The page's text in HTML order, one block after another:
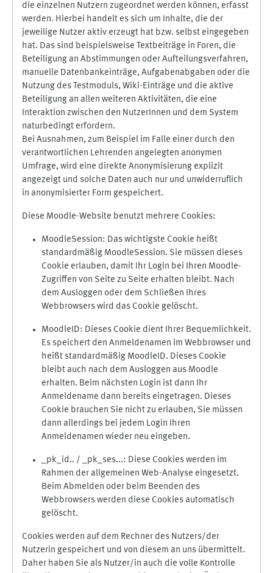
die einzelnen Nutzern zugeordnet werden können, erfasst
werden. Hierbei handelt es sich um Inhalte, die der
jeweilige Nutzer aktiv erzeugt hat bzw. selbst eingegeben
hat. Das sind beispielsweise Textbeiträge in Foren, die
Beteiligung an Abstimmungen oder Aufteilungsverfahren,
manuelle Datenbankeinträge, Aufgabenabgaben oder die
Nutzung des Testmoduls, Wiki-Einträge und die aktive
Beteiligung an allen weiteren Aktivitäten, die eine
Interaktion zwischen den NutzerInnen und dem System
naturbedingt erfordern.
Bei Ausnahmen, zum Beispiel im Falle einer durch den
verantwortlichen Lehrenden angelegten anonymen
Umfrage, wird eine direkte Anonymisierung explizit
angezeigt und solche Daten auch nur und unwiderruflich
in anonymisierter Form gespeichert.
Diese Moodle-Website benutzt mehrere Cookies:
MoodleSession: Das wichtigste Cookie heißt
standardmäßig MoodleSession. Sie müssen dieses
Cookie erlauben, damit Ihr Login bei Ihren Moodle-
Zugriffen von Seite zu Seite erhalten bleibt. Nach
dem Ausloggen oder dem Schließen Ihres
Webbrowsers wird das Cookie gelöscht.
MoodleID: Dieses Cookie dient Ihrer Bequemlichkeit.
Es speichert den Anmeldenamen im Webbrowser und
heißt standardmäßig MoodleID. Dieses Cookie
bleibt auch nach dem Ausloggen aus Moodle
erhalten. Beim nächsten Login ist dann Ihr
Anmeldename dann bereits eingetragen. Dieses
Cookie brauchen Sie nicht zu erlauben, Sie müssen
dann allerdings bei jedem Login Ihren
Anmeldenamen wieder neu eingeben.
_pk_id.. / _pk_ses...: Diese Cookies werden im
Rahmen der allgemeinen Web-Analyse eingesetzt.
Beim Abmelden oder beim Beenden des
Webbrowsers werden diese Cookies automatisch
gelöscht.
Cookies werden auf dem Rechner des Nutzers/der
Nutzerin gespeichert und von diesem an uns übermittelt.
Daher haben Sie als Nutzer/in auch die volle Kontrolle